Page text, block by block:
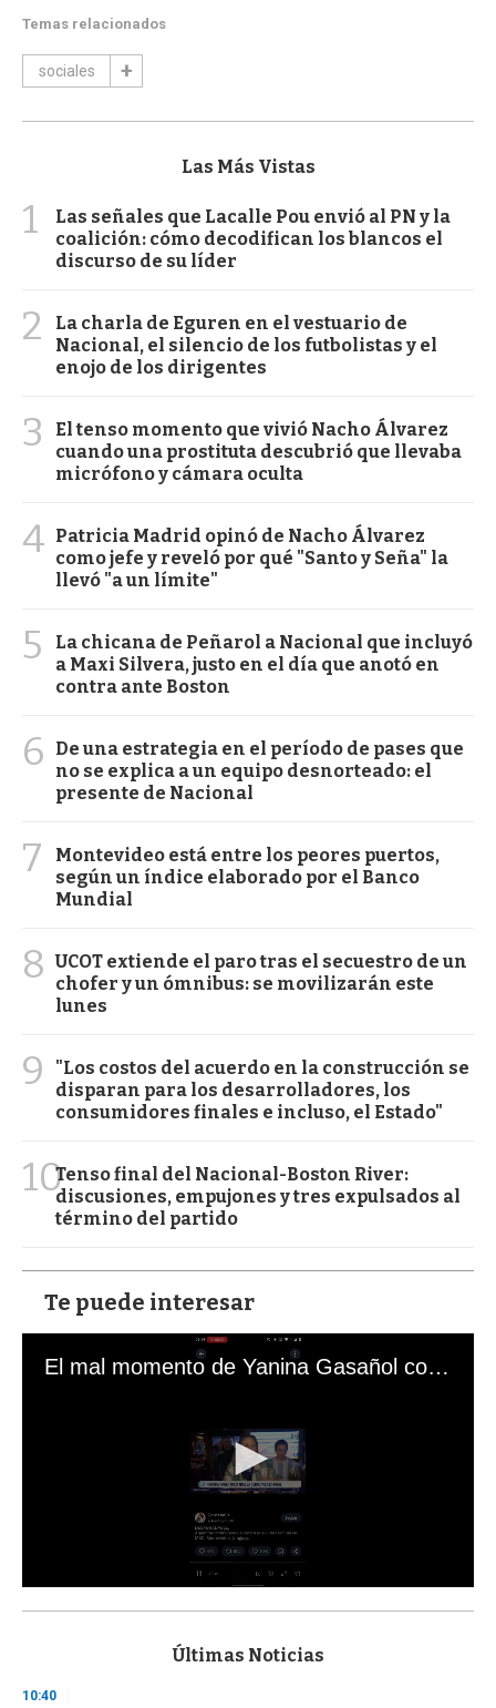
Temas relacionados
sociales
Las Más Vistas
1
Las señales que Lacalle Pou envió al PN y la
coalición: cómo decodifican los blancos el
discurso de su líder
2
La charla de Eguren en el vestuario de
Nacional, el silencio de los futbolistas y el
enojo de los dirigentes
3
El tenso momento que vivió Nacho Álvarez
cuando una prostituta descubrió que llevaba
micrófono y cámara oculta
4 Patricia Madrid opinó de Nacho Álvarez
como jefe y reveló por qué "Santo y Seña" la
llevó "a un límite"
5
La chicana de Peñarol a Nacional que incluyó
a Maxi Silvera, justo en el día que anotó en
contra ante Boston
6
De una estrategia en el período de pases que
no se explica a un equipo desnorteado: el
presente de Nacional
7
Montevideo está entre los peores puertos,
según un índice elaborado por el Banco
Mundial
8 UCOT extiende el paro tras el secuestro de un
chofer y un ómnibus: se movilizarán este
lunes
9
"Los costos del acuerdo en la construcción se
disparan para los desarrolladores, los
consumidores finales e incluso, el Estado"
10Tenso final del Nacional-Boston River:
discusiones, empujones y tres expulsados al
término del partido
Te puede interesar
El mal momento de Yanina Gasañol con un hincha argentino en "Subrayado"
s
d
Últimas Noticias
10:40